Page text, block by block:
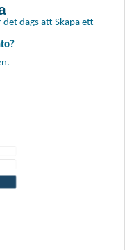
dags att Skapa ett